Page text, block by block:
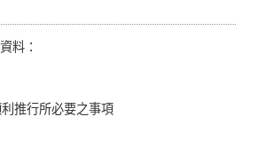
料：
推行所必要之事項